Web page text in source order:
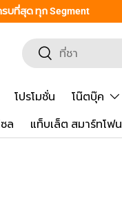
รบที่สุด ทุก Segment
ค้นหา
ยืนยันการค้นหา
โปรโมชั่น โน๊ตบุ๊ค
ล แท็บเล็ต สมาร์ทโฟน